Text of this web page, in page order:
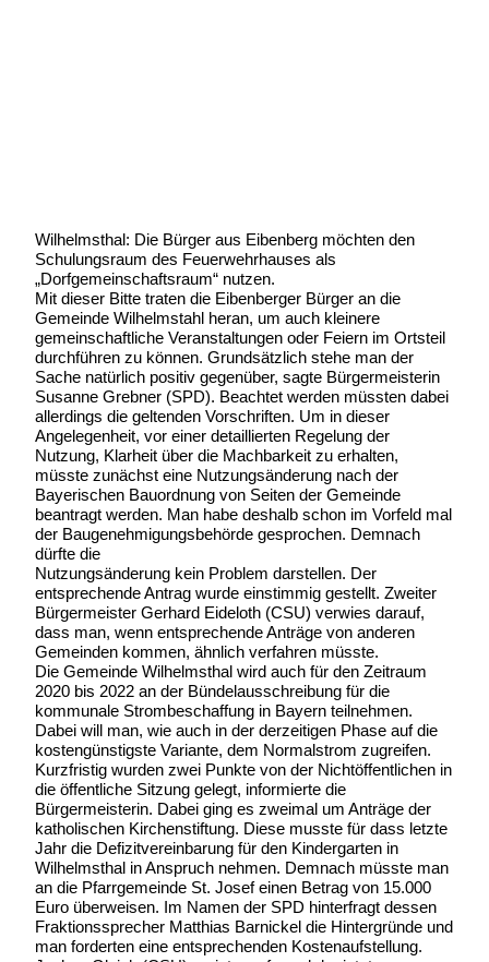
Wilhelmsthal: Die Bürger aus Eibenberg möchten den
Schulungsraum des Feuerwehrhauses als
„Dorfgemeinschaftsraum“ nutzen.
Mit dieser Bitte traten die Eibenberger Bürger an die
Gemeinde Wilhelmstahl heran, um auch kleinere
gemeinschaftliche Veranstaltungen oder Feiern im Ortsteil
durchführen zu können. Grundsätzlich stehe man der
Sache natürlich positiv gegenüber, sagte Bürgermeisterin
Susanne Grebner (SPD). Beachtet werden müssten dabei
allerdings die geltenden Vorschriften. Um in dieser
Angelegenheit, vor einer detaillierten Regelung der
Nutzung, Klarheit über die Machbarkeit zu erhalten,
müsste zunächst eine Nutzungsänderung nach der
Bayerischen Bauordnung von Seiten der Gemeinde
beantragt werden. Man habe deshalb schon im Vorfeld mal
der Baugenehmigungsbehörde gesprochen. Demnach
dürfte die
Nutzungsänderung kein Problem darstellen. Der
entsprechende Antrag wurde einstimmig gestellt. Zweiter
Bürgermeister Gerhard Eideloth (CSU) verwies darauf,
dass man, wenn entsprechende Anträge von anderen
Gemeinden kommen, ähnlich verfahren müsste.
Die Gemeinde Wilhelmsthal wird auch für den Zeitraum
2020 bis 2022 an der Bündelausschreibung für die
kommunale Strombeschaffung in Bayern teilnehmen.
Dabei will man, wie auch in der derzeitigen Phase auf die
kostengünstigste Variante, dem Normalstrom zugreifen.
Kurzfristig wurden zwei Punkte von der Nichtöffentlichen in
die öffentliche Sitzung gelegt, informierte die
Bürgermeisterin. Dabei ging es zweimal um Anträge der
katholischen Kirchenstiftung. Diese musste für dass letzte
Jahr die Defizitvereinbarung für den Kindergarten in
Wilhelmsthal in Anspruch nehmen. Demnach müsste man
an die Pfarrgemeinde St. Josef einen Betrag von 15.000
Euro überweisen. Im Namen der SPD hinterfragt dessen
Fraktionssprecher Matthias Barnickel die Hintergründe und
man forderten eine entsprechenden Kostenaufstellung.